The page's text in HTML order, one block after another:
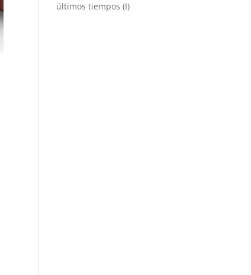
últimos tiempos (I)